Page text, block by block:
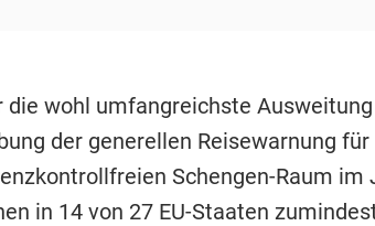
die wohl umfangreichste
der generellen Reisewarnung für
Schengen-Raum im
in 14 von 27 EU-Staaten